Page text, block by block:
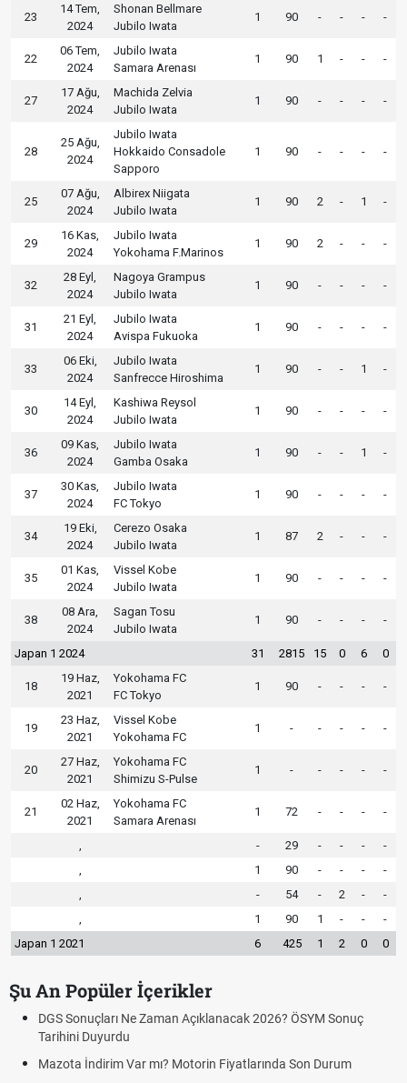
23
14 Tem,
2024
Shonan Bellmare
Jubilo Iwata
1 90 - - - -
22
06 Tem,
2024
Jubilo Iwata
Samara Arenası
1 90 1 - - -
27
17 Ağu,
2024
Machida Zelvia
Jubilo Iwata
1 90 - - - -
28
25 Ağu,
2024
Jubilo Iwata
Hokkaido Consadole
Sapporo
1 90 - - - -
25
07 Ağu,
2024
Albirex Niigata
Jubilo Iwata
1 90 2 - 1 -
29
16 Kas,
2024
Jubilo Iwata
Yokohama F.Marinos
1 90 2 - - -
32
28 Eyl,
2024
Nagoya Grampus
Jubilo Iwata
1 90 - - - -
31
21 Eyl,
2024
Jubilo Iwata
Avispa Fukuoka
1 90 - - - -
33
06 Eki,
2024
Jubilo Iwata
Sanfrecce Hiroshima
1 90 - - 1 -
30
14 Eyl,
2024
Kashiwa Reysol
Jubilo Iwata
1 90 - - - -
36
09 Kas,
2024
Jubilo Iwata
Gamba Osaka
1 90 - - 1 -
37
30 Kas,
2024
Jubilo Iwata
FC Tokyo
1 90 - - - -
34
19 Eki,
2024
Cerezo Osaka
Jubilo Iwata
1 87 2 - - -
35
01 Kas,
2024
Vissel Kobe
Jubilo Iwata
1 90 - - - -
38
08 Ara,
2024
Sagan Tosu
Jubilo Iwata
1 90 - - - -
Japan 1 2024 31 2815 15 0 6 0
18
19 Haz,
2021
Yokohama FC
FC Tokyo
1 90 - - - -
19
23 Haz,
2021
Vissel Kobe
Yokohama FC
1 - - - - -
20
27 Haz,
2021
Yokohama FC
Shimizu S-Pulse
1 - - - - -
21
02 Haz,
2021
Yokohama FC
Samara Arenası
1 72 - - - -
- 29 - - -
-
1 90 - - -
-
- 54 - 2 -
-
1 90 1 - -
-
Japan 1 2021
6 425 1 2 0 0
Şu An Popüler İçerikler
2026? ÖSYM Sonuç
Son Durum
Hradec Kralove Beşiktaş ücretsiz
Hradec Kralove - Beşiktaş maçı